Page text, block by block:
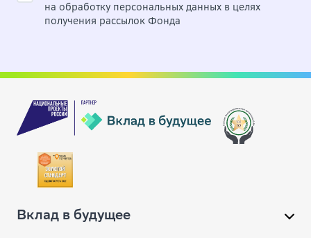
на обработку персональных данных в целях
получения рассылок Фонда
Вклад в будущее